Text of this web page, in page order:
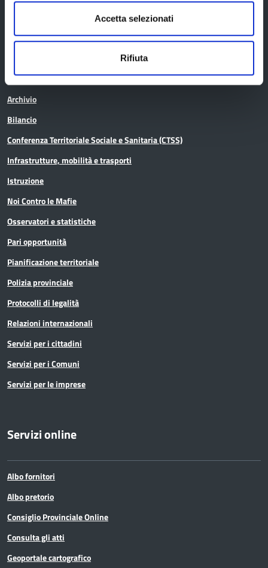
Accetta selezionati
Rifiuta
In scadenza
Archivio
Bilancio
Conferenza Territoriale Sociale e Sanitaria (CTSS)
Infrastrutture, mobilità e trasporti
Istruzione
Noi Contro le Mafie
Osservatori e statistiche
Pari opportunità
Pianificazione territoriale
Polizia provinciale
Protocolli di legalità
Relazioni internazionali
Servizi per i cittadini
Servizi per i Comuni
Servizi per le imprese
Servizi online
Albo fornitori
Albo pretorio
Consiglio Provinciale Online
Consulta gli atti
Geoportale cartografico